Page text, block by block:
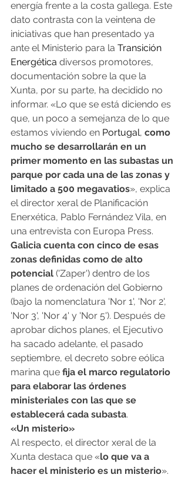
energía frente a la costa gallega. Este
dato contrasta con la veintena de
iniciativas que han presentado ya
ante el Ministerio para la Transición
Energética diversos promotores,
documentación sobre la que la
Xunta, por su parte, ha decidido no
informar. «Lo que se está diciendo es
que, un poco a semejanza de lo que
estamos viviendo en Portugal, como
mucho se desarrollarán en un
primer momento en las subastas un
parque por cada una de las zonas y
limitado a 500 megavatios», explica
el director xeral de Planificación
Enerxética, Pablo Fernández Vila, en
una entrevista con Europa Press.
Galicia cuenta con cinco de esas
zonas definidas como de alto
potencial ('Zaper') dentro de los
planes de ordenación del Gobierno
(bajo la nomenclatura 'Nor 1', 'Nor 2',
'Nor 3', 'Nor 4' y 'Nor 5'). Después de
aprobar dichos planes, el Ejecutivo
ha sacado adelante, el pasado
septiembre, el decreto sobre eólica
marina que fija el marco regulatorio
para elaborar las órdenes
ministeriales con las que se
establecerá cada subasta.
«Un misterio»
Al respecto, el director xeral de la
Xunta destaca que «lo que va a
hacer el ministerio es un misterio».